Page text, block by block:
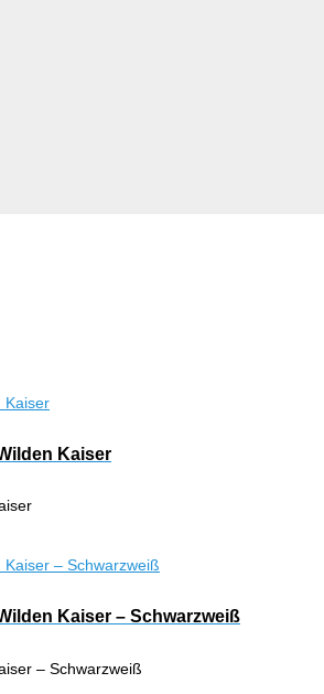
Kaiser
Kaiser – Schwarzweiß
– Schwarzweiß